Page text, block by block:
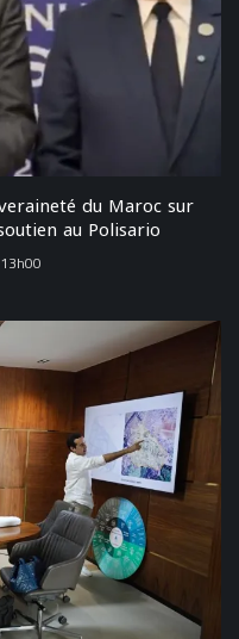
du Maroc sur
au Polisario